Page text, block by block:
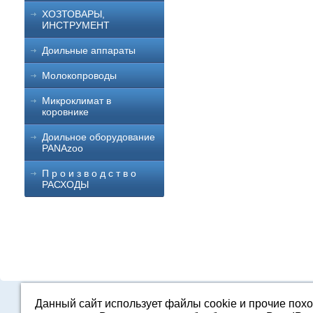
ХОЗТОВАРЫ,
ИНСТРУМЕНТ
Доильные аппараты
Молокопроводы
Микроклимат в
коровнике
Доильное оборудование
PANAzoo
П р о и з в о д с т в о
РАСХОДЫ
Данный сайт использует файлы cookie и прочие